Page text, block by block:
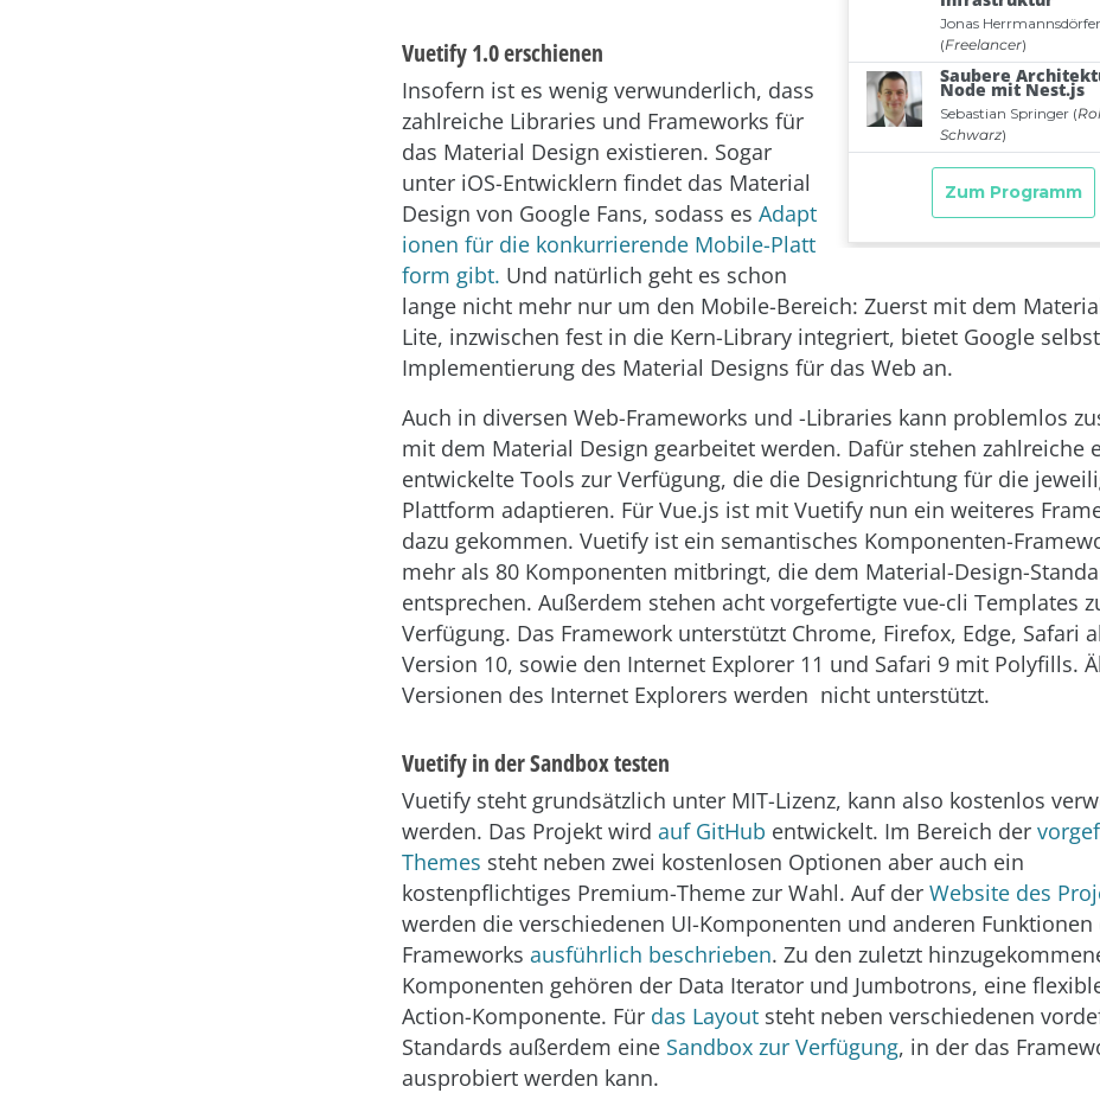
Vuetify 1.0 erschienen
Insofern ist es wenig verwunderlich, dass
zahlreiche Libraries und Frameworks für
das Material Design existieren. Sogar
unter iOS-Entwicklern findet das Material
Design von Google Fans, sodass es Adapt
ionen für die konkurrierende Mobile-Platt
form gibt. Und natürlich geht es schon
lange nicht mehr nur um den Mobile-Bereich: Zuerst mit dem
Lite, inzwischen fest in die Kern-Library integriert, bietet Google
Implementierung des Material Designs für das Web an.
Auch in diversen Web-Frameworks und -Libraries kann problemlos
mit dem Material Design gearbeitet werden. Dafür stehen zahlreiche
entwickelte Tools zur Verfügung, die die Designrichtung für die
Plattform adaptieren. Für Vue.js ist mit Vuetify nun ein weiteres
dazu gekommen. Vuetify ist ein semantisches Komponenten-
mehr als 80 Komponenten mitbringt, die dem Material-Design-
entsprechen. Außerdem stehen acht vorgefertigte vue-cli Templates
Verfügung. Das Framework unterstützt Chrome, Firefox, Edge, Safari
Version 10, sowie den Internet Explorer 11 und Safari 9 mit Polyfills.
Versionen des Internet Explorers werden nicht unterstützt.
Vuetify in der Sandbox testen
Vuetify steht grundsätzlich unter MIT-Lizenz, kann also kostenlos
werden. Das Projekt wird auf GitHub entwickelt. Im Bereich der
Themes steht neben zwei kostenlosen Optionen aber auch ein
kostenpflichtiges Premium-Theme zur Wahl. Auf der Website des
werden die verschiedenen UI-Komponenten und anderen Funktionen
Frameworks ausführlich beschrieben. Zu den zuletzt
Komponenten gehören der Data Iterator und Jumbotrons, eine
Action-Komponente. Für das Layout steht neben verschiedenen
Standards außerdem eine Sandbox zur Verfügung, in der das
ausprobiert werden kann.